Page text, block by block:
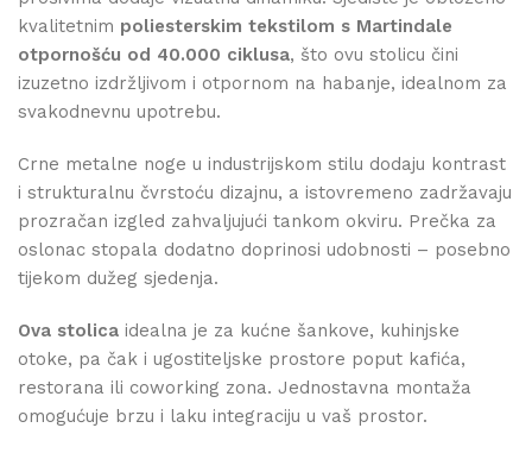
kvalitetnim poliesterskim tekstilom s Martindale
otpornošću od 40.000 ciklusa, što ovu stolicu čini
izuzetno izdržljivom i otpornom na habanje, idealnom za
svakodnevnu upotrebu.
Crne metalne noge u industrijskom stilu dodaju kontrast
i strukturalnu čvrstoću dizajnu, a istovremeno zadržavaju
prozračan izgled zahvaljujući tankom okviru. Prečka za
oslonac stopala dodatno doprinosi udobnosti – posebno
tijekom dužeg sjedenja.
Ova stolica idealna je za kućne šankove, kuhinjske
otoke, pa čak i ugostiteljske prostore poput kafića,
restorana ili coworking zona. Jednostavna montaža
omogućuje brzu i laku integraciju u vaš prostor.